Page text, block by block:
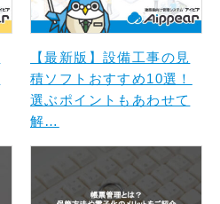
【最新版】設備工事の見
積ソフトおすすめ10選！
選ぶポイントもあわせて
解…